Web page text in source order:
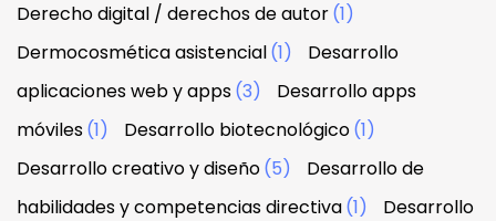
Derecho digital / derechos de autor(1)
Dermocosmética asistencial(1)
Desarrollo
aplicaciones web y apps(3)
Desarrollo apps
móviles(1) Desarrollo biotecnológico(1)
Desarrollo creativo y diseño(5)
Desarrollo de
habilidades y competencias directiva(1)
Desarrollo